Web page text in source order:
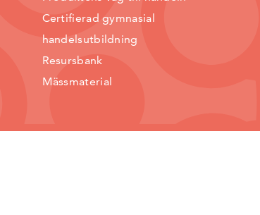
Certifierad gymnasial
handelsutbildning
Resursbank
Mässmaterial